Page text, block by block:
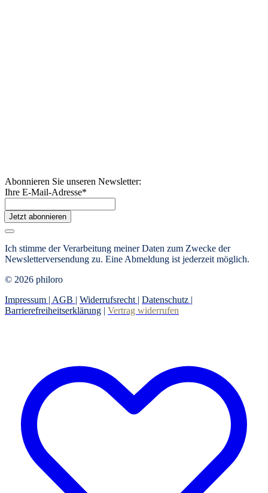
Abonnieren Sie unseren Newsletter:
Ihre E-Mail-Adresse*
Jetzt abonnieren
Ich stimme der Verarbeitung meiner Daten zum Zwecke der
Newsletterversendung zu. Eine Abmeldung ist jederzeit möglich.
© 2026 philoro
Impressum | AGB | Widerrufsrecht | Datenschutz |
Barrierefreiheitserklärung | Vertrag widerrufen